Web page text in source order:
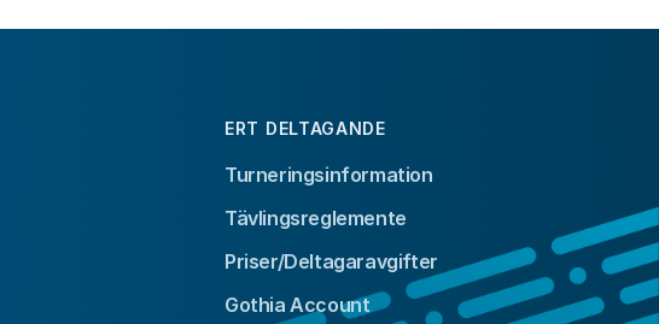
ERT DELTAGANDE
Turneringsinformation
Tävlingsreglemente
Priser/Deltagaravgifter
Gothia Account